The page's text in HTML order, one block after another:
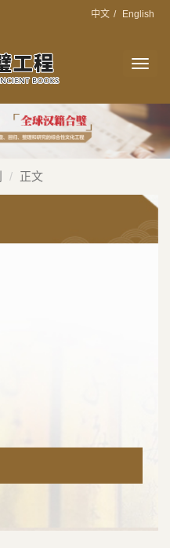
中文 / English
切
导
航
正文